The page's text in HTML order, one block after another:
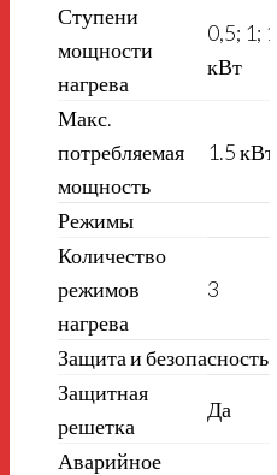
Ступени
мощности
нагрева
0,5; 1;
кВт
Макс.
потребляемая
мощность
1.5 кВт
Режимы
Количество
режимов
нагрева
3
Защита и безопасность
Защитная
решетка
Да
Аварийное